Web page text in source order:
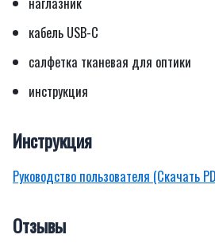
кабель USB-C
салфетка тканевая для оптики
инструкция
Инструкция
Руководство пользователя (Скачать
Отзывы